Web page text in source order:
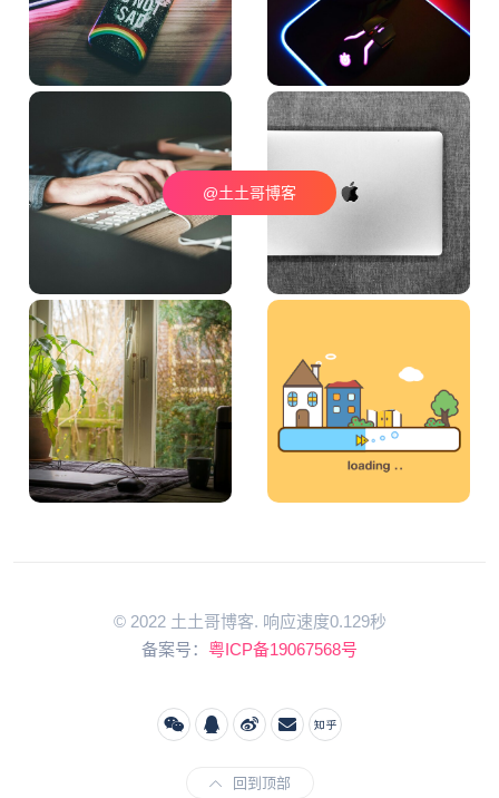
@土土哥博客
© 2022 土土哥博客. 响应速度0.129秒
备案号： 粤ICP备19067568号
回到顶部